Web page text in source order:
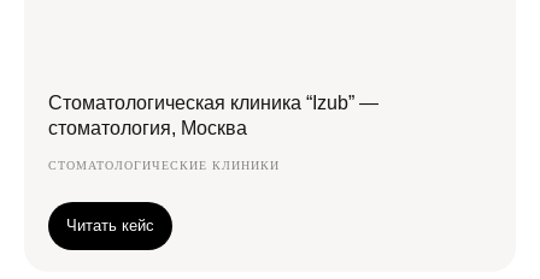
Стоматологическая клиника “Izub” —
стоматология, Москва
СТОМАТОЛОГИЧЕСКИЕ КЛИНИКИ
Читать кейс